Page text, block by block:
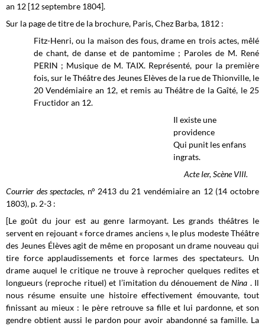
an 12 [12 septembre 1804].
Sur la page de titre de la brochure, Paris, Chez Barba, 1812 :
Fitz-Henri, ou la maison des fous, drame en trois actes, mêlé
de chant, de danse et de pantomime ; Paroles de M. René
PERIN ; Musique de M. TAIX. Représenté, pour la première
fois, sur le Théâtre des Jeunes Elèves de la rue de Thionville, le
20 Vendémiaire an 12, et remis au Théâtre de la Gaîté, le 25
Fructidor an 12.
Il existe une
providence
Qui punit les enfans
ingrats.
Acte Ier, Scène VIII.
Courrier des spectacles, n° 2413 du 21 vendémiaire an 12 (14 octobre
1803), p. 2-3 :
[Le goût du jour est au genre larmoyant. Les grands théâtres le
servent en rejouant « force drames anciens », le plus modeste Théâtre
des Jeunes Élèves agit de même en proposant un drame nouveau qui
tire force applaudissements et force larmes des spectateurs. Un
drame auquel le critique ne trouve à reprocher quelques redites et
longueurs (reproche rituel) et l’imitation du dénouement deNina . Il
nous résume ensuite une histoire effectivement émouvante, tout
finissant au mieux : le père retrouve sa fille et lui pardonne, et son
gendre obtient aussi le pardon pour avoir abandonné sa famille. La